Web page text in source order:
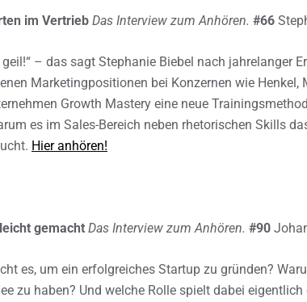
im Vertrieb Das Interview zum Anhören. #66
geil!“ – das sagt Stephanie Biebel nach jahrelanger
Marketingpositionen bei Konzernen wie
Growth Mastery eine neue
es im Sales-Bereich neben rhetorischen Skills
Hier anhören!
gemacht Das Interview zum Anhören. #90
es, um ein erfolgreiches Startup zu gründen?
zu haben? Und welche Rolle spielt dabei